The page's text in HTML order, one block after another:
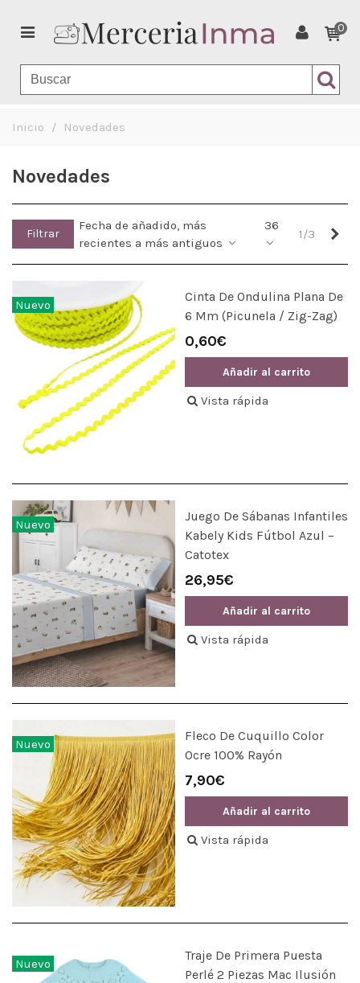
0
Inicio / Novedades
Novedades
Filtrar
Fecha de añadido, más
recientes a más antiguos
36
1/3
Nuevo
Cinta De Ondulina Plana De
6 Mm (Picunela / Zig-Zag)
0,60€
Añadir al carrito
Vista rápida
Nuevo
Juego De Sábanas Infantiles
Kabely Kids Fútbol Azul –
Catotex
26,95€
Añadir al carrito
Vista rápida
Nuevo
Fleco De Cuquillo Color
Ocre 100% Rayón
7,90€
Añadir al carrito
Vista rápida
Nuevo
Traje De Primera Puesta
Perlé 2 Piezas Mac Ilusión